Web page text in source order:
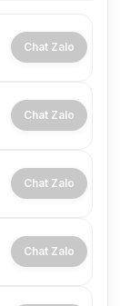
Chat Zalo
Chat Zalo
Chat Zalo
Chat Zalo